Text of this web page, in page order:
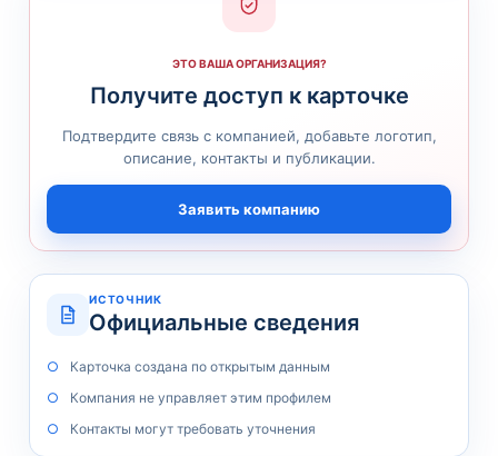
ЭТО ВАША ОРГАНИЗАЦИЯ?
Получите доступ к карточке
Подтвердите связь с компанией, добавьте логотип,
описание, контакты и публикации.
Заявить компанию
ИСТОЧНИК
Официальные сведения
Карточка создана по открытым данным
Компания не управляет этим профилем
Контакты могут требовать уточнения